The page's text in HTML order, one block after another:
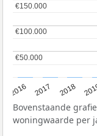
2016 2017 2018
€50.000
€50.000
€100.000
€100.000
€150.000
€150.000
Bovenstaande
woningwaarde per